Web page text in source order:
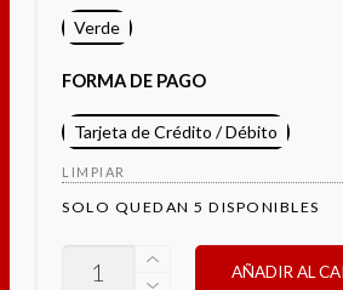
Verde
FORMA DE PAGO
Tarjeta de Crédito / Débito
LIMPIAR
SOLO QUEDAN 5 DISPONIBLES
AÑADIR AL